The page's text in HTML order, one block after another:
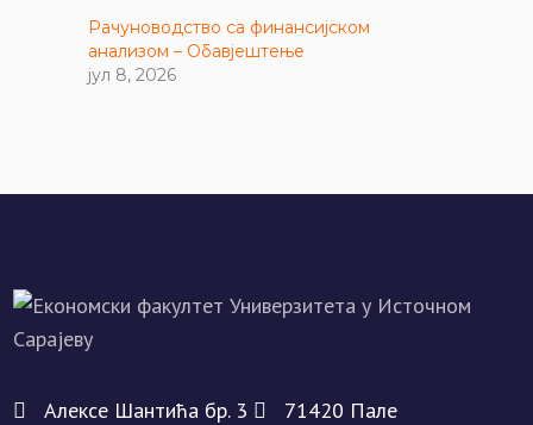
Рачуноводство са финансијском
анализом – Обавјештење
јул 8, 2026
Алeксe Шантића бр. 3
71420 Палe